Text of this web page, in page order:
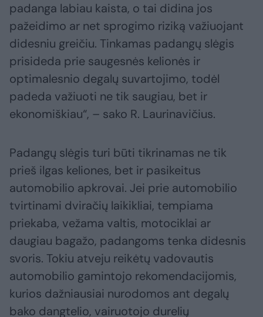
padanga labiau kaista, o tai didina jos
pažeidimo ar net sprogimo riziką važiuojant
didesniu greičiu. Tinkamas padangų slėgis
prisideda prie saugesnės kelionės ir
optimalesnio degalų suvartojimo, todėl
padeda važiuoti ne tik saugiau, bet ir
ekonomiškiau“, – sako R. Laurinavičius.
Padangų slėgis turi būti tikrinamas ne tik
prieš ilgas keliones, bet ir pasikeitus
automobilio apkrovai. Jei prie automobilio
tvirtinami dviračių laikikliai, tempiama
priekaba, vežama valtis, motociklai ar
daugiau bagažo, padangoms tenka didesnis
svoris. Tokiu atveju reikėtų vadovautis
automobilio gamintojo rekomendacijomis,
kurios dažniausiai nurodomos ant degalų
bako dangtelio, vairuotojo durelių